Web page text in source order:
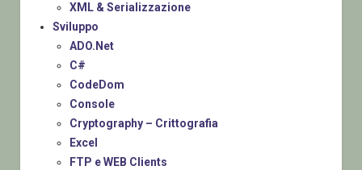
XML & Serializzazione
Sviluppo
ADO.Net
C#
CodeDom
Console
Cryptography – Crittografia
Excel
FTP e WEB Clients